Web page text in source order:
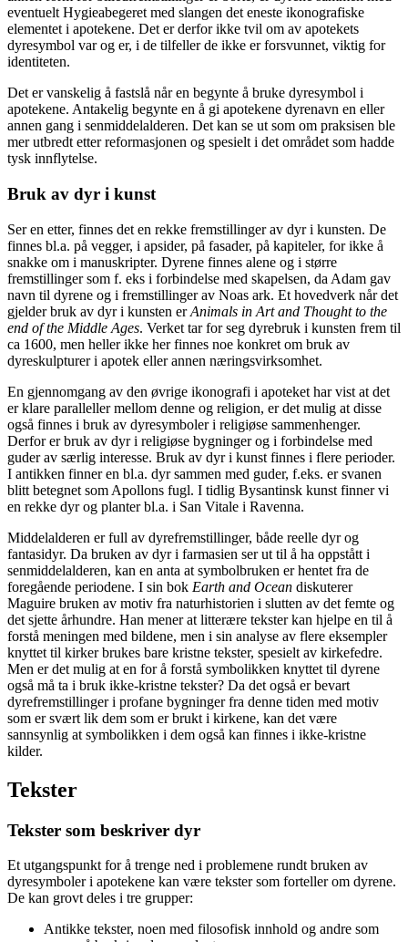
eventuelt Hygieabegeret med slangen det eneste ikonografiske
elementet i apotekene. Det er derfor ikke tvil om av apotekets
dyresymbol var og er, i de tilfeller de ikke er forsvunnet, viktig for
identiteten.
Det er vanskelig å fastslå når en begynte å bruke dyresymbol i
apotekene. Antakelig begynte en å gi apotekene dyrenavn en eller
annen gang i senmiddelalderen. Det kan se ut som om praksisen ble
mer utbredt etter reformasjonen og spesielt i det området som hadde
tysk innflytelse.
Bruk av dyr i kunst
Ser en etter, finnes det en rekke fremstillinger av dyr i kunsten. De
finnes bl.a. på vegger, i apsider, på fasader, på kapiteler, for ikke å
snakke om i manuskripter. Dyrene finnes alene og i større
fremstillinger som f. eks i forbindelse med skapelsen, da Adam gav
navn til dyrene og i fremstillinger av Noas ark. Et hovedverk når det
gjelder bruk av dyr i kunsten erAnimals in Art and Thought to the
end of the Middle Ages. Verket tar for seg dyrebruk i kunsten frem til
ca 1600, men heller ikke her finnes noe konkret om bruk av
dyreskulpturer i apotek eller annen næringsvirksomhet.
En gjennomgang av den øvrige ikonografi i apoteket har vist at det
er klare paralleller mellom denne og religion, er det mulig at disse
også finnes i bruk av dyresymboler i religiøse sammenhenger.
Derfor er bruk av dyr i religiøse bygninger og i forbindelse med
guder av særlig interesse. Bruk av dyr i kunst finnes i flere perioder.
I antikken finner en bl.a. dyr sammen med guder, f.eks. er svanen
blitt betegnet som Apollons fugl. I tidlig Bysantinsk kunst finner vi
en rekke dyr og planter bl.a. i San Vitale i Ravenna.
Middelalderen er full av dyrefremstillinger, både reelle dyr og
fantasidyr. Da bruken av dyr i farmasien ser ut til å ha oppstått i
senmiddelalderen, kan en anta at symbolbruken er hentet fra de
foregående periodene. I sin bok Earth and Ocean diskuterer
Maguire bruken av motiv fra naturhistorien i slutten av det femte og
det sjette århundre. Han mener at litterære tekster kan hjelpe en til å
forstå meningen med bildene, men i sin analyse av flere eksempler
knyttet til kirker brukes bare kristne tekster, spesielt av kirkefedre.
Men er det mulig at en for å forstå symbolikken knyttet til dyrene
også må ta i bruk ikke-kristne tekster? Da det også er bevart
dyrefremstillinger i profane bygninger fra denne tiden med motiv
som er svært lik dem som er brukt i kirkene, kan det være
sannsynlig at symbolikken i dem også kan finnes i ikke-kristne
kilder.
Tekster
Tekster som beskriver dyr
Et utgangspunkt for å trenge ned i problemene rundt bruken av
dyresymboler i apotekene kan være tekster som forteller om dyrene.
De kan grovt deles i tre grupper:
Antikke tekster, noen med filosofisk innhold og andre som